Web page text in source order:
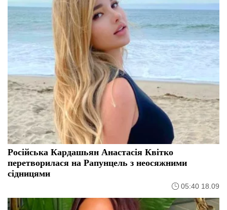
Російська Кардашьян Анастасія Квітко
перетворилася на Рапунцель з неосяжними
сідницями
05:40 18.09